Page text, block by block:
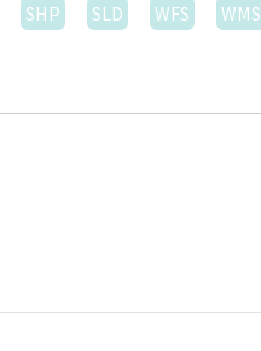
SHP SLD WFS WMS